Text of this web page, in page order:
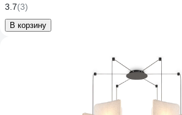
3.7(3)
В корзину